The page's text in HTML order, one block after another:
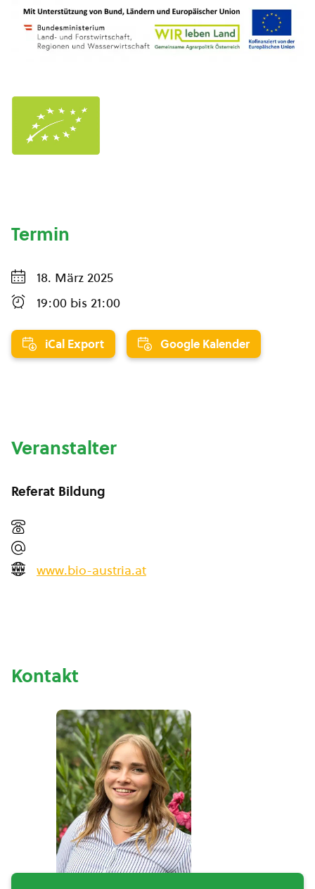
Termin
18. März 2025
19:00 bis 21:00
iCal Export Google Kalender
Veranstalter
Referat Bildung
www.bio-austria.at
Kontakt